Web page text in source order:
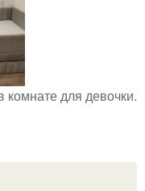
для девочки.